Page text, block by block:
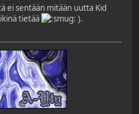
ei sentään mitään uutta Kid
tietää
).